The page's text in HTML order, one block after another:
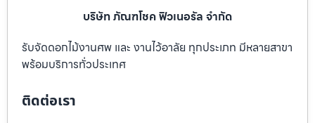
บริษัท ภัณฑโชค ฟิวเนอรัล จำกัด
รับจัดดอกไม้งานศพ และ งานไว้อาลัย ทุกประเภท มีหลายสาขา
พร้อมบริการทั่วประเทศ
ติดต่อเรา